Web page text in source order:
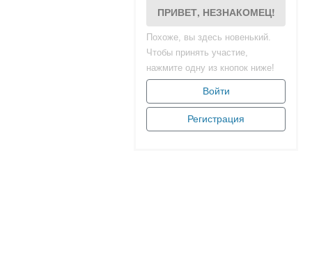
ПРИВЕТ, НЕЗНАКОМЕЦ!
Похоже, вы здесь новенький.
Чтобы принять участие,
нажмите одну из кнопок ниже!
Войти
Регистрация